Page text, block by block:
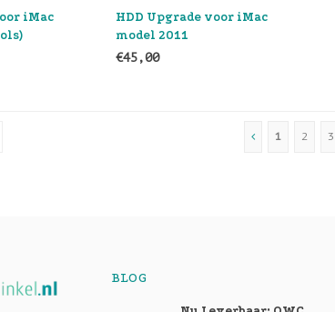
iMac
HDD Upgrade voor iMac
model 2011
€45,00
1 2 3
BLOG